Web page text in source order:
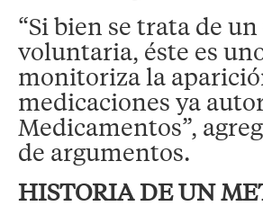
“Si bien se trata de
voluntaria, éste es
monitoriza la
medicaciones ya
Medicamentos”,
de argumentos.
HISTORIA DE UN